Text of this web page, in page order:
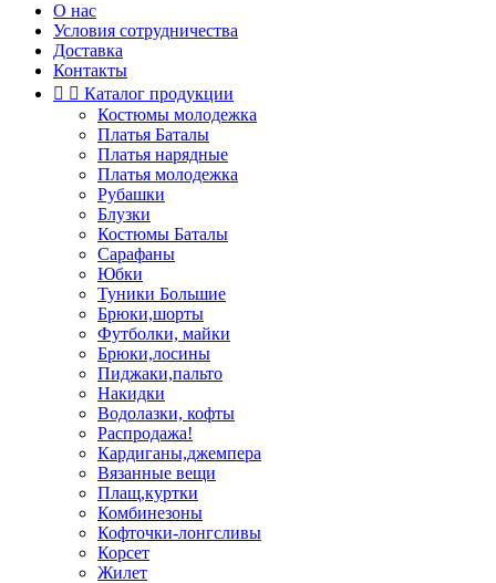
О нас
Условия сотрудничества
Доставка
Контакты
  Каталог продукции
Костюмы молодежка
Платья Баталы
Платья нарядные
Платья молодежка
Рубашки
Блузки
Костюмы Баталы
Сарафаны
Юбки
Туники Большие
Брюки,шорты
Футболки, майки
Брюки,лосины
Пиджаки,пальто
Накидки
Водолазки, кофты
Распродажа!
Кардиганы,джемпера
Вязанные вещи
Плащ,куртки
Комбинезоны
Кофточки-лонгсливы
Корсет
Жилет